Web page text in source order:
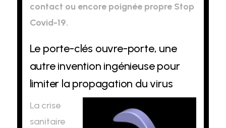
contact ou encore poignée propre Stop
Covid-19.
Le porte-clés ouvre-porte, une
autre invention ingénieuse pour
limiter la propagation du virus
La crise
sanitaire